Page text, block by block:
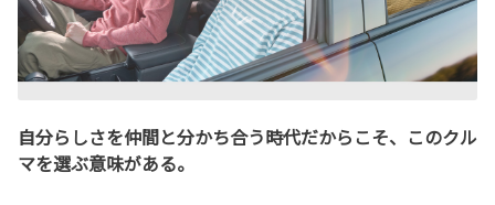
自分らしさを仲間と分かち合う時代だからこそ、このクル
マを選ぶ意味がある。